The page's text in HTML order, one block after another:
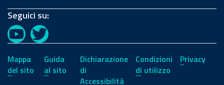
Seguici su:
YouTubeTwitter
Mappa
del sito
Guida
al sito
Dichiarazione
di
Accessibilità
Condizioni
di utilizzo
Privacy